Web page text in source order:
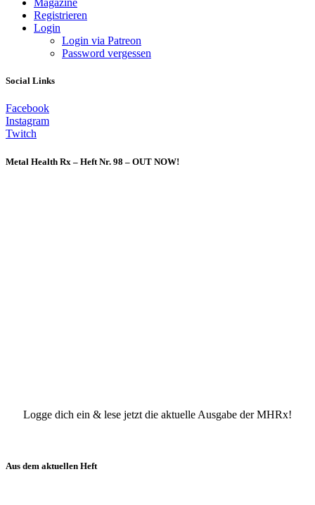
Magazine
Registrieren
Login
Login via Patreon
Password vergessen
Social Links
Facebook
Instagram
Twitch
Metal Health Rx – Heft Nr. 98 – OUT NOW!
Logge dich ein & lese jetzt die aktuelle Ausgabe der MHRx!
Aus dem aktuellen Heft